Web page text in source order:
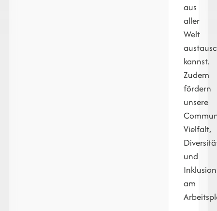
aus
aller
Welt
kannst.
Zudem
fördern
unsere
Vielfalt,
und
Inklusion
am